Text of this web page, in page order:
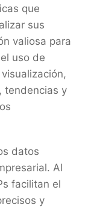
que
sus
valiosa para
uso de
tendencias y
datos
Al
facilitan el
y